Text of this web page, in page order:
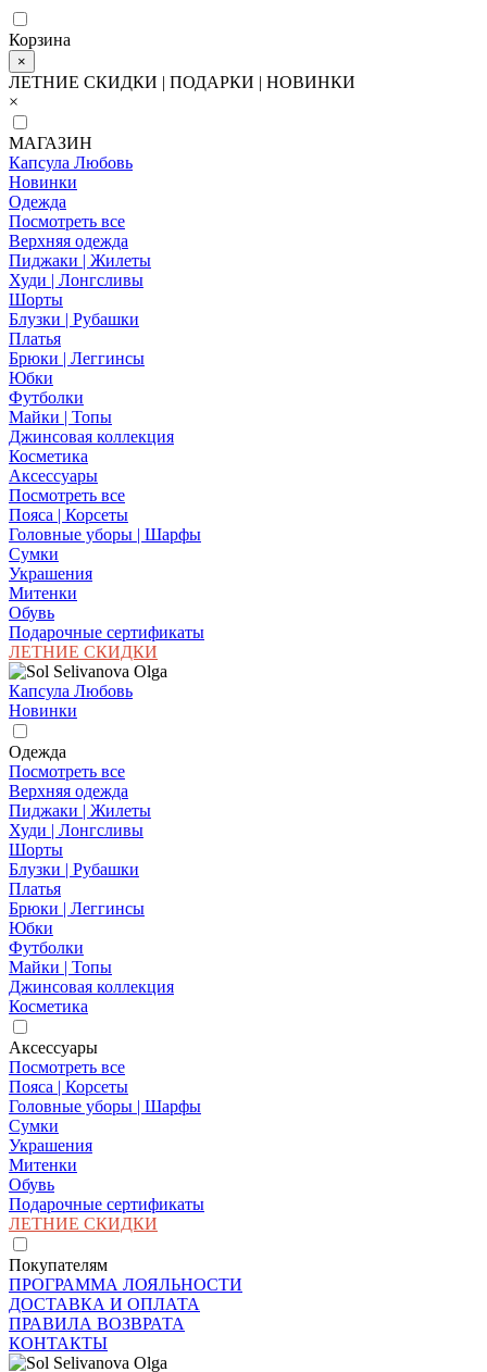
Корзина
×
ЛЕТНИЕ СКИДКИ | ПОДАРКИ | НОВИНКИ
×
МАГАЗИН
Капсула Любовь
Новинки
Одежда
Посмотреть все
Верхняя одежда
Пиджаки | Жилеты
Худи | Лонгсливы
Шорты
Блузки | Рубашки
Платья
Брюки | Леггинсы
Юбки
Футболки
Майки | Топы
Джинсовая коллекция
Косметика
Аксессуары
Посмотреть все
Пояса | Корсеты
Головные уборы | Шарфы
Сумки
Украшения
Митенки
Обувь
Подарочные сертификаты
ЛЕТНИЕ СКИДКИ
Капсула Любовь
Новинки
Одежда
Посмотреть все
Верхняя одежда
Пиджаки | Жилеты
Худи | Лонгсливы
Шорты
Блузки | Рубашки
Платья
Брюки | Леггинсы
Юбки
Футболки
Майки | Топы
Джинсовая коллекция
Косметика
Аксессуары
Посмотреть все
Пояса | Корсеты
Головные уборы | Шарфы
Сумки
Украшения
Митенки
Обувь
Подарочные сертификаты
ЛЕТНИЕ СКИДКИ
Покупателям
ПРОГРАММА ЛОЯЛЬНОСТИ
ДОСТАВКА И ОПЛАТА
ПРАВИЛА ВОЗВРАТА
КОНТАКТЫ